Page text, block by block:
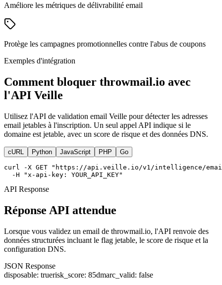
Améliore les métriques de délivrabilité email
Protège les campagnes promotionnelles contre l'abus de coupons
Exemples d'intégration
Comment bloquer throwmail.io avec
l'API Veille
Utilisez l'API de validation email Veille pour détecter les adresses
email jetables à l'inscription. Un seul appel API indique si le
domaine est jetable, avec un score de risque et des données DNS.
cURL Python JavaScript PHP Go
curl -X GET "https://api.veille.io/v1/intelligence/
  -H "x-api-key: YOUR_API_KEY"
API Response
Réponse API attendue
Lorsque vous validez un email de throwmail.io, l'API renvoie des
données structurées incluant le flag jetable, le score de risque et la
configuration DNS.
JSON Response
disposable: truerisk_score: 85dmarc_valid: false